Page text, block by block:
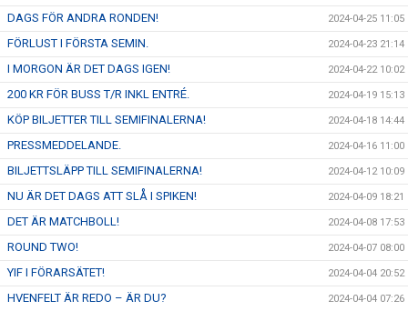
DAGS FÖR ANDRA RONDEN! 2024-04-25 11:05
FÖRLUST I FÖRSTA SEMIN. 2024-04-23 21:14
I MORGON ÄR DET DAGS IGEN! 2024-04-22 10:02
200 KR FÖR BUSS T/R INKL ENTRÉ. 2024-04-19 15:13
KÖP BILJETTER TILL SEMIFINALERNA! 2024-04-18 14:44
PRESSMEDDELANDE. 2024-04-16 11:00
BILJETTSLÄPP TILL SEMIFINALERNA! 2024-04-12 10:09
NU ÄR DET DAGS ATT SLÅ I SPIKEN! 2024-04-09 18:21
DET ÄR MATCHBOLL! 2024-04-08 17:53
ROUND TWO! 2024-04-07 08:00
YIF I FÖRARSÄTET! 2024-04-04 20:52
HVENFELT ÄR REDO – ÄR DU? 2024-04-04 07:26